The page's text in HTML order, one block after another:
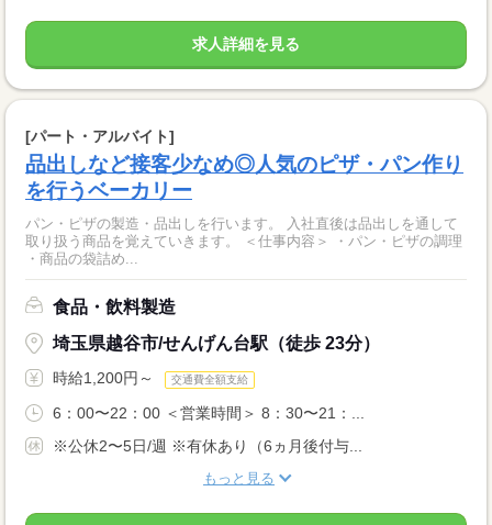
求人詳細を見る
[パート・アルバイト]
品出しなど接客少なめ◎人気のピザ・パン作り
を行うベーカリー
パン・ピザの製造・品出しを行います。 入社直後は品出しを通して
取り扱う商品を覚えていきます。 ＜仕事内容＞ ・パン・ピザの調理
・商品の袋詰め...
食品・飲料製造
埼玉県越谷市/せんげん台駅（徒歩 23分）
時給1,200円～ 交通費全額支給
6：00〜22：00 ＜営業時間＞ 8：30〜21：...
※公休2〜5日/週 ※有休あり（6ヵ月後付与...
もっと見る